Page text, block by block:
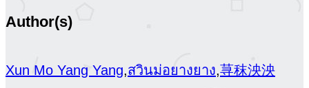
Author(s)
Xun Mo Yang Yang,สวินม่อยางยาง,荨秣泱泱